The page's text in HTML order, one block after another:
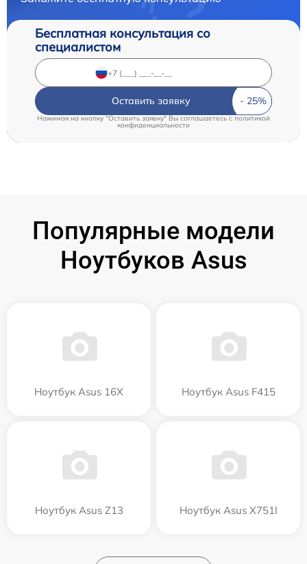
Бесплатная консультация со
специалистом
Оставить заявку
Нажимая на кнопку "Оставить заявку" Вы соглашаетесь c политикой
конфиденциальности
Популярные модели
Ноутбуков Asus
Ноутбук Asus 16X Ноутбук Asus F415
Ноутбук Asus Z13 Ноутбук Asus X751l